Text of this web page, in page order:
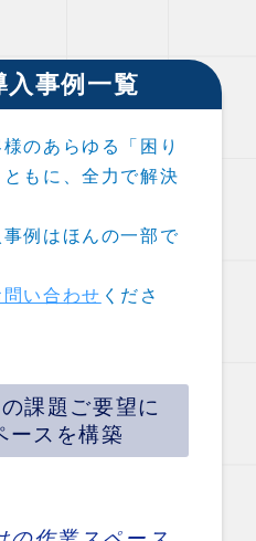
入事例一覧
のあらゆる「困り
もに、全力で解決
例はほんの一部で
問い合わせ くださ
課題ご要望に
ースを構築